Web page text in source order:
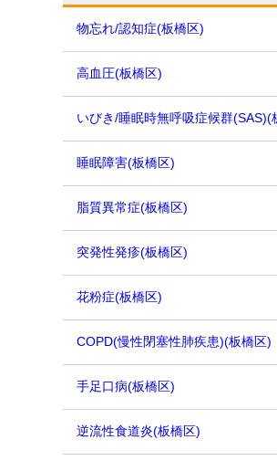
物忘れ/認知症(板橋区)
高血圧(板橋区)
いびき/睡眠時無呼吸症候群(SAS)(
睡眠障害(板橋区)
脂質異常症(板橋区)
突発性発疹(板橋区)
花粉症(板橋区)
COPD(慢性閉塞性肺疾患)(板橋区)
手足口病(板橋区)
逆流性食道炎(板橋区)